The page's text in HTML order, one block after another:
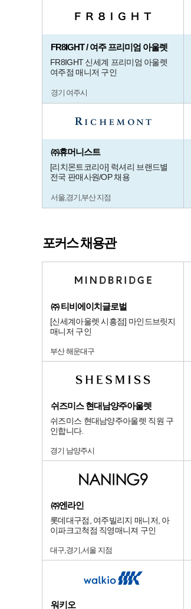
FR8IGHT / 여주 프리미엄 아울렛
FR8IGHT 신세계 프리미엄 아울렛
여주점 매니저 구인
경기 여주시
㈜휴머니스트
[리치몬트코리아] 럭셔리 브랜드별
전국 판매사원/OP 채용
서울,경기,부산 지점
포커스 채용관
㈜ 티비에이치글로벌
[신세계아울렛 시흥점] 마인드브릿지
매니저 구인
부산 해운대구
쉬즈미스 현대남양주아울렛
쉬즈미스 현대남양주아울렛 직원 구
인합니다.
경기 남양주시
㈜엔라인
롯데대구점, 여주빌리지 매니저, 아
이파크고척점 직영매니져 구인
대구,경기,서울 지점
워키오